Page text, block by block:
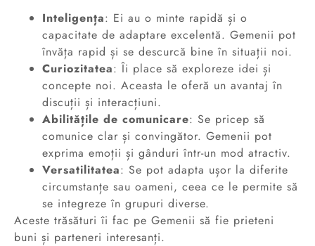
Inteligența: Ei au o minte rapidă și o
capacitate de adaptare excelentă. Gemenii pot
învăța rapid și se descurcă bine în situații noi.
Curiozitatea: Îi place să exploreze idei și
concepte noi. Aceasta le oferă un avantaj în
discuții și interacțiuni.
Abilitățile de comunicare: Se pricep să
comunice clar și convingător. Gemenii pot
exprima emoții și gânduri într-un mod atractiv.
Versatilitatea: Se pot adapta ușor la diferite
circumstanțe sau oameni, ceea ce le permite să
se integreze în grupuri diverse.
Aceste trăsături îi fac pe Gemenii să fie prieteni
buni și parteneri interesanți.